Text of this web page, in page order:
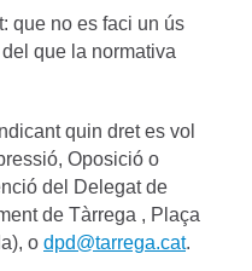
que no es faci un ús
que la normativa
quin dret es vol
Oposició o
del Delegat de
de Tàrrega , Plaça
o dpd@tarrega.cat.